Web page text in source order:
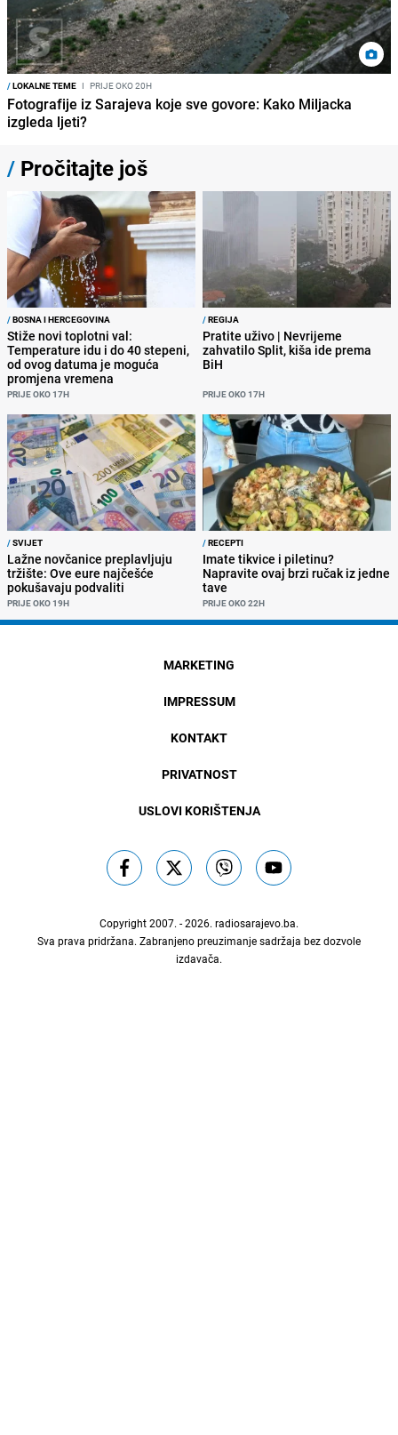
/LOKALNE TEME I PRIJE OKO 20H
Fotografije iz Sarajeva koje sve govore: Kako Miljacka
izgleda ljeti?
/ Pročitajte još
/BOSNA I HERCEGOVINA
Stiže novi toplotni val:
Temperature idu i do 40 stepeni,
od ovog datuma je moguća
promjena vremena
PRIJE OKO 17H
/REGIJA
Pratite uživo | Nevrijeme
zahvatilo Split, kiša ide prema
BiH
PRIJE OKO 17H
/SVIJET
Lažne novčanice preplavljuju
tržište: Ove eure najčešće
pokušavaju podvaliti
PRIJE OKO 19H
/RECEPTI
Imate tikvice i piletinu?
Napravite ovaj brzi ručak iz jedne
tave
PRIJE OKO 22H
MARKETING
IMPRESSUM
KONTAKT
PRIVATNOST
USLOVI KORIŠTENJA
Copyright 2007. - 2026. radiosarajevo.ba.
Sva prava pridržana. Zabranjeno preuzimanje sadržaja bez dozvole
izdavača.